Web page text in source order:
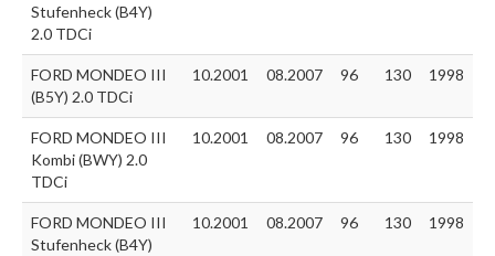
Stufenheck (B4Y)
2.0 TDCi
FORD MONDEO III
(B5Y) 2.0 TDCi
10.2001 08.2007 96 130 1998
FORD MONDEO III
Kombi (BWY) 2.0
TDCi
10.2001 08.2007 96 130 1998
FORD MONDEO III
Stufenheck (B4Y)
10.2001 08.2007 96 130 1998